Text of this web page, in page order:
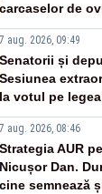
carcaselor de
7 aug. 2026, 09:49
Senatorii și
Sesiunea
la votul pe
7 aug. 2026, 08:46
Strategia AUR
Nicușor Dan.
cine semnează